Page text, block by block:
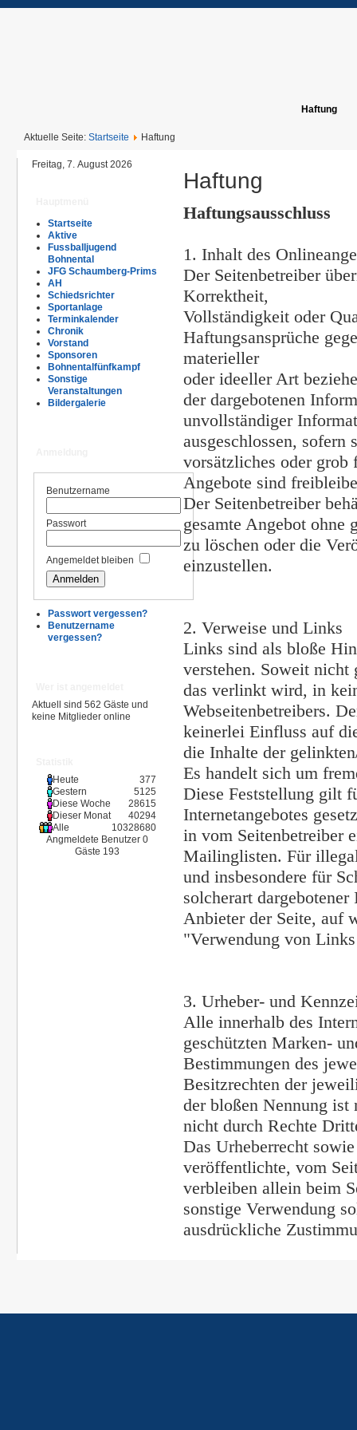
Haftung
Aktuelle Seite: Startseite Haftung
Freitag, 7. August 2026
Startseite
Aktive
Fussballjugend
Bohnental
JFG Schaumberg-Prims
AH
Schiedsrichter
Sportanlage
Terminkalender
Chronik
Vorstand
Sponsoren
Bohnentalfünfkampf
Sonstige
Veranstaltungen
Bildergalerie
Benutzername
Passwort
Angemeldet bleiben
Passwort vergessen?
Benutzername
vergessen?
Aktuell sind 562 Gäste und
keine Mitglieder online
Heute
377
Gestern
5125
Diese Woche
28615
Dieser Monat
40294
Alle
10328680
Angmeldete Benutzer 0
Gäste 193
Haftung
Haftungsausschluss
1. Inhalt des
Der Seitenbetreiber
Korrektheit,
Vollständigkeit oder
Haftungsansprüche
materieller
oder ideeller Art
der dargebotenen
unvollständiger
ausgeschlossen, sofern
vorsätzliches oder
Angebote sind
Der Seitenbetreiber
gesamte Angebot ohne
zu löschen oder die
einzustellen.
2. Verweise und Links
Links sind als bloße
verstehen. Soweit nicht
das verlinkt wird, in
Webseitenbetreibers.
keinerlei Einfluss auf
die Inhalte der
Es handelt sich um
Diese Feststellung gilt
Internetangebotes
in vom Seitenbetreiber
Mailinglisten. Für
und insbesondere für
solcherart
Anbieter der Seite, auf
"Verwendung von
3. Urheber- und
Alle innerhalb des
geschützten Marken-
Bestimmungen des
Besitzrechten der
der bloßen Nennung ist
nicht durch Rechte
Das Urheberrecht
veröffentlichte, vom
verbleiben allein beim
sonstige Verwendung
ausdrückliche